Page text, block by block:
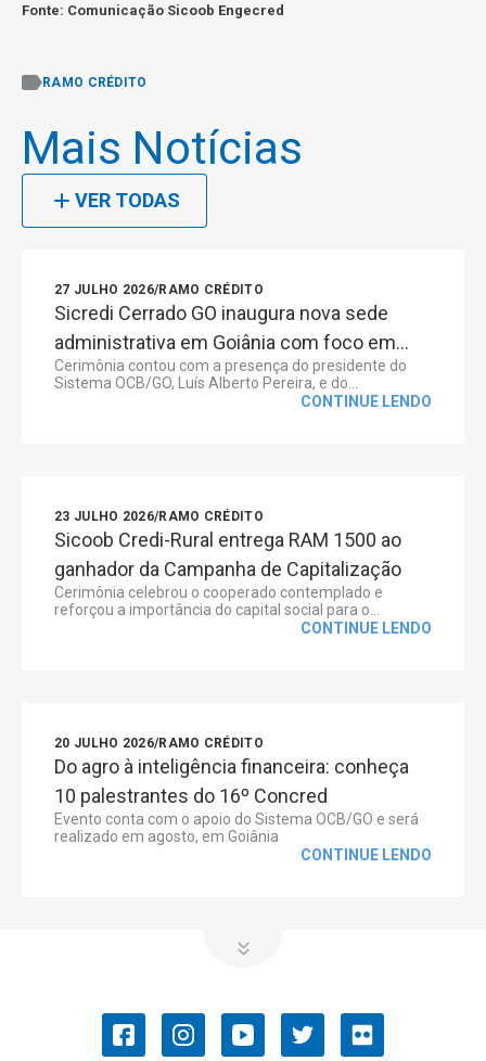
Fonte: Comunicação Sicoob Engecred
RAMO CRÉDITO
Mais Notícias
VER TODAS
27 JULHO 2026/RAMO CRÉDITO
Sicredi Cerrado GO inaugura nova sede
administrativa em Goiânia com foco em...
Cerimônia contou com a presença do presidente do
Sistema OCB/GO, Luís Alberto Pereira, e do...
CONTINUE LENDO
23 JULHO 2026/RAMO CRÉDITO
Sicoob Credi-Rural entrega RAM 1500 ao
ganhador da Campanha de Capitalização
Cerimônia celebrou o cooperado contemplado e
reforçou a importância do capital social para o...
CONTINUE LENDO
20 JULHO 2026/RAMO CRÉDITO
Do agro à inteligência financeira: conheça
10 palestrantes do 16º Concred
Evento conta com o apoio do Sistema OCB/GO e será
realizado em agosto, em Goiânia
CONTINUE LENDO
Convenções Coletivas de Trabalho
COOPERATIVISMO
História do Cooperativismo